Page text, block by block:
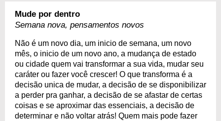
Mude por dentro
Semana nova, pensamentos novos
Não é um novo dia, um inicio de semana, um novo
mês, o inicio de um novo ano, a mudança de estado
ou cidade quem vai transformar a sua vida, mudar seu
caráter ou fazer você crescer! O que transforma é a
decisão unica de mudar, a decisão de se disponibilizar
a perder pra ganhar, a decisão de se afastar de certas
coisas e se aproximar das essenciais, a decisão de
determinar e não voltar atrás! Quem mais pode fazer